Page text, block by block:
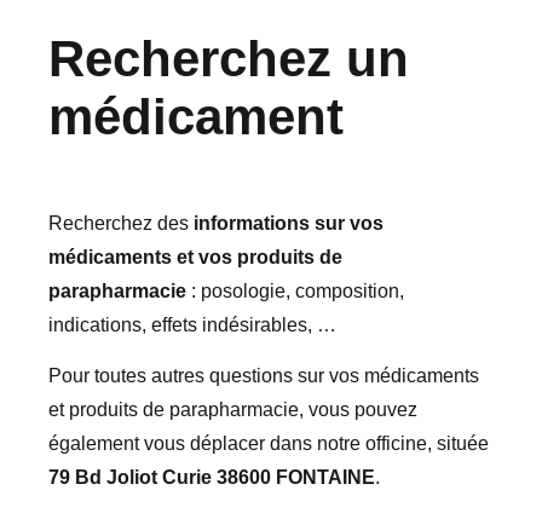
Recherchez un
médicament
Recherchez des informations sur vos
médicaments et vos produits de
parapharmacie : posologie, composition,
indications, effets indésirables, …
Pour toutes autres questions sur vos médicaments
et produits de parapharmacie, vous pouvez
également vous déplacer dans notre officine, située
79 Bd Joliot Curie 38600 FONTAINE.